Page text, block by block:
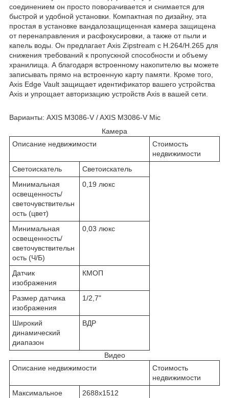
соединением он просто поворачивается и снимается для
быстрой и удобной установки. Компактная по дизайну, эта
простая в установке вандалозащищенная камера защищена
от перенаправления и расфокусировки, а также от пыли и
капель воды. Он предлагает Axis Zipstream с H.264/H.265 для
снижения требований к пропускной способности и объему
хранилища. А благодаря встроенному накопителю вы можете
записывать прямо на встроенную карту памяти. Кроме того,
Axis Edge Vault защищает идентификатор вашего устройства
Axis и упрощает авторизацию устройств Axis в вашей сети.
Варианты: AXIS M3086-V / AXIS M3086-V Mic
Камера
Описание недвижимости
Стоимость
недвижимости
Светоискатель
Светоискатель
Минимальная
освещенность/
светочувствительн
ость (цвет)
0,19 люкс
Минимальная
освещенность/
светочувствительн
ость (Ч/Б)
0,03 люкс
Датчик
изображения
КМОП
Размер датчика
изображения
1/2,7"
Широкий
динамический
диапазон
ВДР
Видео
Описание недвижимости
Стоимость
недвижимости
Максимальное
2688x1512